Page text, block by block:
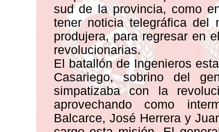
sud de la provincia, como
tener noticia telegráfica
produjera, para regresar en
revolucionarias.
El batallón de Ingenieros
Casariego, sobrino del
simpatizaba con la
aprovechando como
Balcarce, José Herrera y